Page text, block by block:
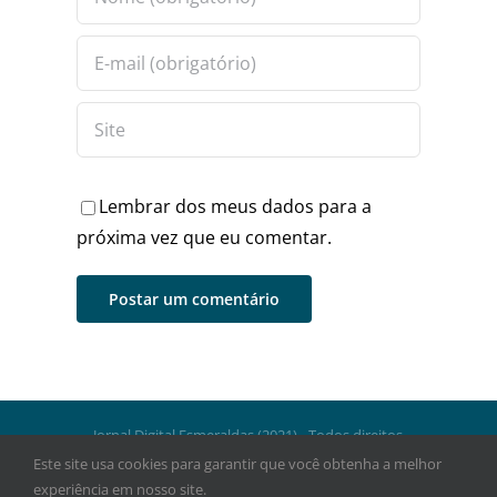
Lembrar dos meus dados para a
próxima vez que eu comentar.
Jornal Digital Esmeraldas (2021) - Todos direitos
reservados.
Este site usa cookies para garantir que você obtenha a melhor
experiência em nosso site.